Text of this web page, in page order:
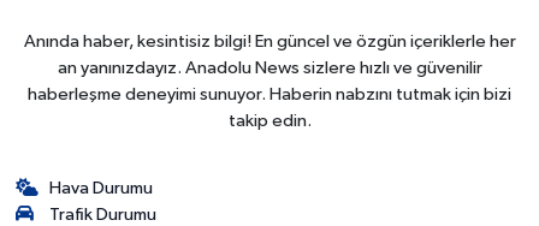
Anında haber, kesintisiz bilgi! En güncel ve özgün içeriklerle her
an yanınızdayız. Anadolu News sizlere hızlı ve güvenilir
haberleşme deneyimi sunuyor. Haberin nabzını tutmak için bizi
takip edin.
Hava Durumu
Trafik Durumu